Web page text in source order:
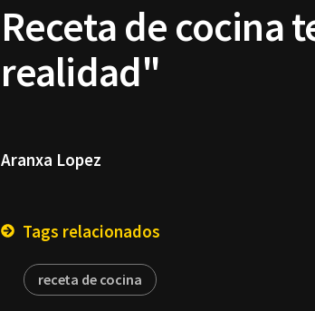
Receta de cocina
realidad"
Aranxa Lopez
Tags relacionados
receta de cocina